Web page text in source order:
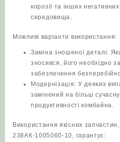
корозії та інших
середовища.
Можливі варіанти використання:
Заміна зношеної деталі:
зносився, його необхідно
забезпечення
Модернізація: У деяких
замінений на більш
продуктивності комбайна.
Використання якісних
238АК-1005060-10, гарантує: